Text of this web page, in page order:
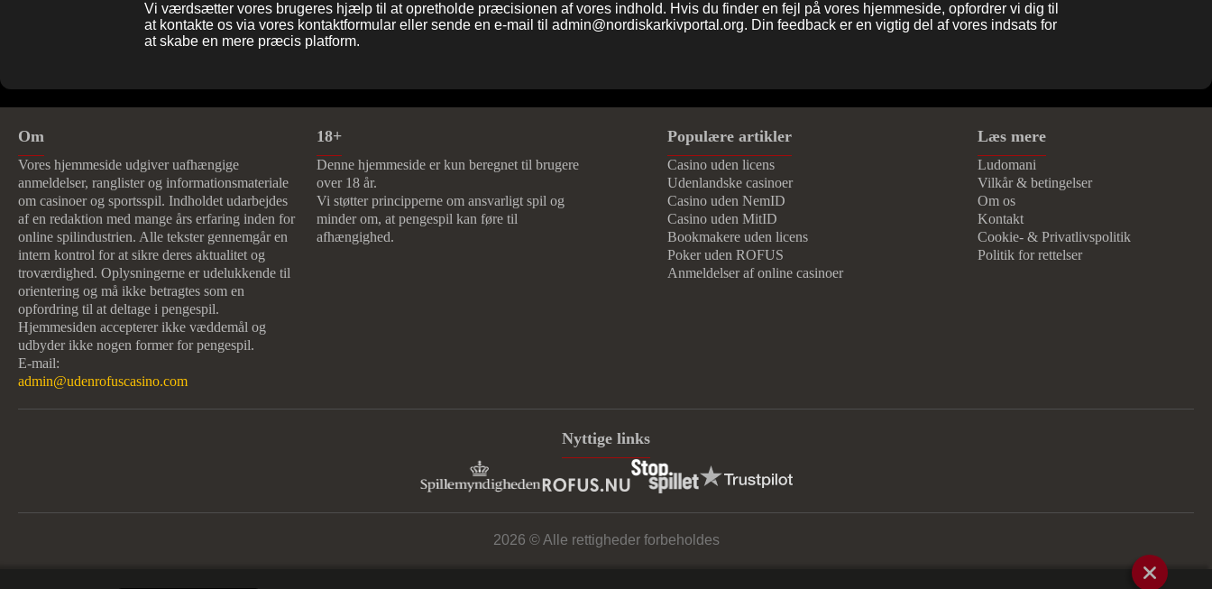
Vi værdsætter vores brugeres hjælp til at opretholde præcisionen af vores indhold. Hvis du finder en fejl på vores hjemmeside, opfordrer vi dig til
at kontakte os via vores kontaktformular eller sende en e-mail til admin@nordiskarkivportal.org. Din feedback er en vigtig del af vores indsats for
at skabe en mere præcis platform.
Om
Vores hjemmeside udgiver uafhængige
anmeldelser, ranglister og informationsmateriale
om casinoer og sportsspil. Indholdet udarbejdes
af en redaktion med mange års erfaring inden for
online spilindustrien. Alle tekster gennemgår en
intern kontrol for at sikre deres aktualitet og
troværdighed. Oplysningerne er udelukkende til
orientering og må ikke betragtes som en
opfordring til at deltage i pengespil.
Hjemmesiden accepterer ikke væddemål og
udbyder ikke nogen former for pengespil.
E-mail:
admin@udenrofuscasino.com
18+
Denne hjemmeside er kun beregnet til brugere
over 18 år.
Vi støtter principperne om ansvarligt spil og
minder om, at pengespil kan føre til
afhængighed.
Populære artikler
Casino uden licens
Udenlandske casinoer
Casino uden NemID
Casino uden MitID
Bookmakere uden licens
Poker uden ROFUS
Anmeldelser af online casinoer
Læs mere
Ludomani
Vilkår & betingelser
Om os
Kontakt
Cookie- & Privatlivspolitik
Politik for rettelser
Nyttige links
2026 © Alle rettigheder forbeholdes